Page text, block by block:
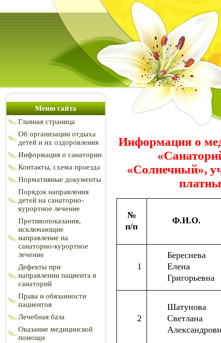
Меню сайта
Главная страница
Об организации отдыха
детей и их оздоровления
Информация о санатории
Контакты, схема проезда
Нормативные документы
Порядок направления
детей на санаторно-
курортное лечение
Противопоказания,
исключающие
направление на
санаторно-курортное
лечение
Дефекты при
направлении пациента в
санаторий
Права и обязанности
пациентов
Лечебная база
Оказание медицинской
помощи
Информация о
«Солнечный»,
№
п/п
Ф.И.О.
1
Береснева
Елена
Григорьевна
2
Шатунова
Светлана